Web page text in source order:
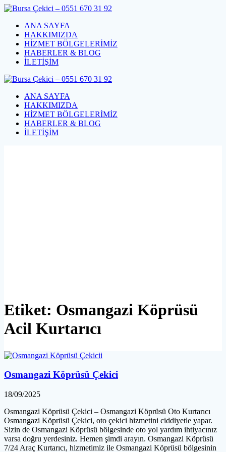
Skip
contentANA SAYFA
HAKKIMIZDA
HİZMET BÖLGELERİMİZ
HABERLER & BLOG
İLETİŞİM
ANA SAYFA
HAKKIMIZDA
HİZMET BÖLGELERİMİZ
HABERLER & BLOG
İLETİŞİM
Etiket: Osmangazi Köprüsü
Acil Kurtarıcı
Osmangazi Köprüsü Çekici
18/09/2025
Osmangazi Köprüsü Çekici – Osmangazi Köprüsü Oto Kurtarıcı
Osmangazi Köprüsü Çekici, oto çekici hizmetini ciddiyetle yapar.
Sizin de Osmangazi Köprüsü bölgesinde oto yol yardım ihtiyacınız
varsa doğru yerdesiniz. Hemen şimdi arayın. Osmangazi Köprüsü
7/24 Araç Kurtarıcı, hizmetimiz ile Osmangazi Köprüsü bölgesinin